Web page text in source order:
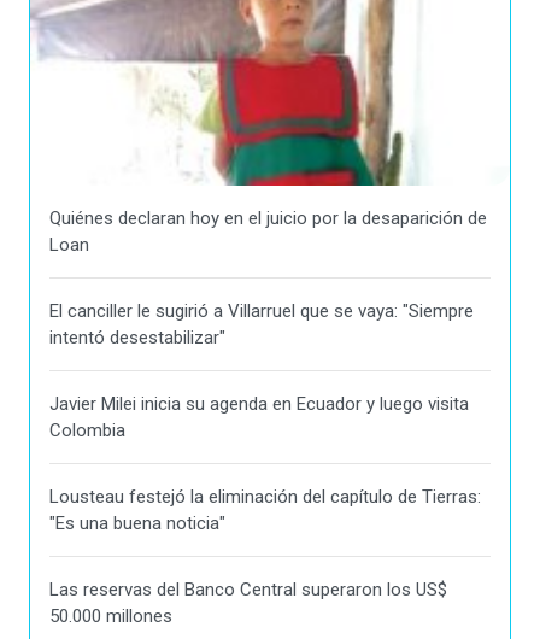
Quiénes declaran hoy en el juicio por la desaparición de
Loan
El canciller le sugirió a Villarruel que se vaya: "Siempre
intentó desestabilizar"
Javier Milei inicia su agenda en Ecuador y luego visita
Colombia
Lousteau festejó la eliminación del capítulo de Tierras:
"Es una buena noticia"
Las reservas del Banco Central superaron los US$
50.000 millones